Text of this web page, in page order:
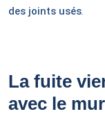
des joints usés.
La fuite
avec le